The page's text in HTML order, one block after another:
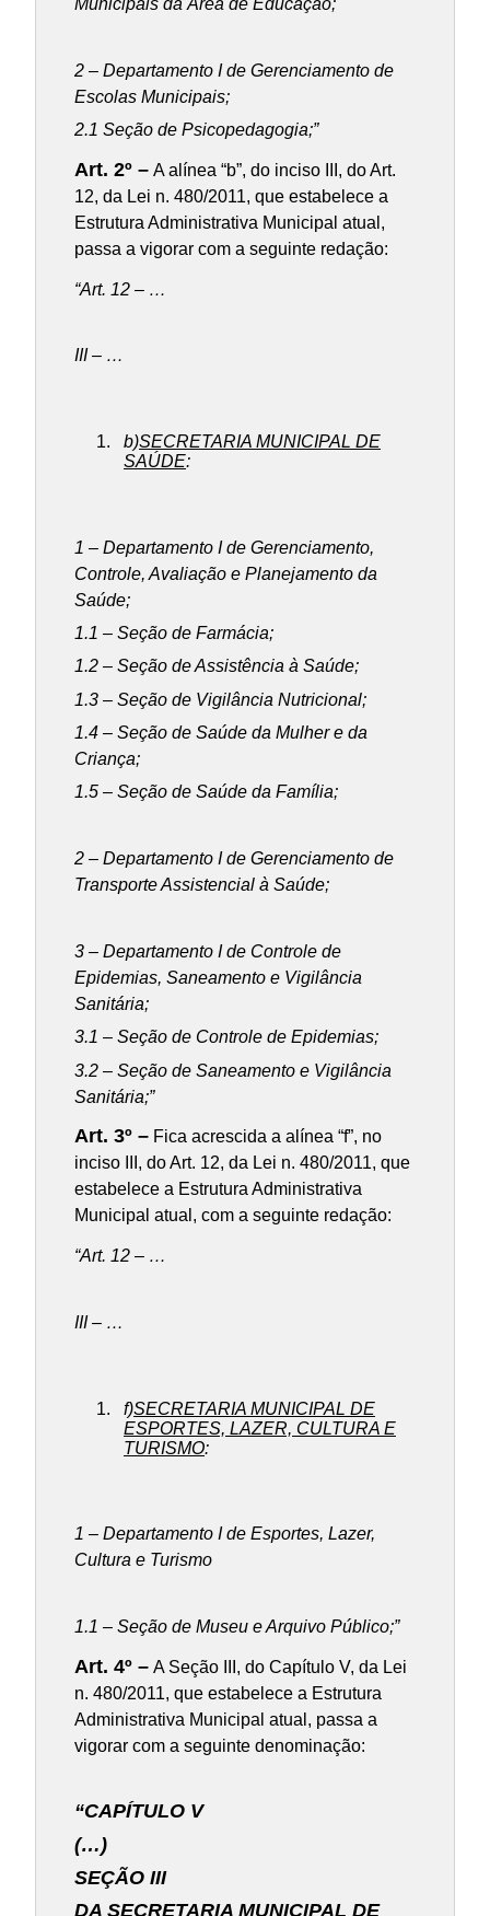
Municipais da Área de Educação;
2 – Departamento I de Gerenciamento de
Escolas Municipais;
2.1 Seção de Psicopedagogia;”
Art. 2º – A alínea “b”, do inciso III, do Art.
12, da Lei n. 480/2011, que estabelece a
Estrutura Administrativa Municipal atual,
passa a vigorar com a seguinte redação:
“Art. 12 – …
III – …
b)SECRETARIA MUNICIPAL DE
SAÚDE:
1 – Departamento I de Gerenciamento,
Controle, Avaliação e Planejamento da
Saúde;
1.1 – Seção de Farmácia;
1.2 – Seção de Assistência à Saúde;
1.3 – Seção de Vigilância Nutricional;
1.4 – Seção de Saúde da Mulher e da
Criança;
1.5 – Seção de Saúde da Família;
2 – Departamento I de Gerenciamento de
Transporte Assistencial à Saúde;
3 – Departamento I de Controle de
Epidemias, Saneamento e Vigilância
Sanitária;
3.1 – Seção de Controle de Epidemias;
3.2 – Seção de Saneamento e Vigilância
Sanitária;”
Art. 3º – Fica acrescida a alínea “f”, no
inciso III, do Art. 12, da Lei n. 480/2011, que
estabelece a Estrutura Administrativa
Municipal atual, com a seguinte redação:
“Art. 12 – …
III – …
f)SECRETARIA MUNICIPAL DE
ESPORTES, LAZER, CULTURA E
TURISMO:
1 – Departamento I de Esportes, Lazer,
Cultura e Turismo
1.1 – Seção de Museu e Arquivo Público;”
Art. 4º – A Seção III, do Capítulo V, da Lei
n. 480/2011, que estabelece a Estrutura
Administrativa Municipal atual, passa a
vigorar com a seguinte denominação:
“CAPÍTULO V
(…)
SEÇÃO III
DA SECRETARIA MUNICIPAL DE